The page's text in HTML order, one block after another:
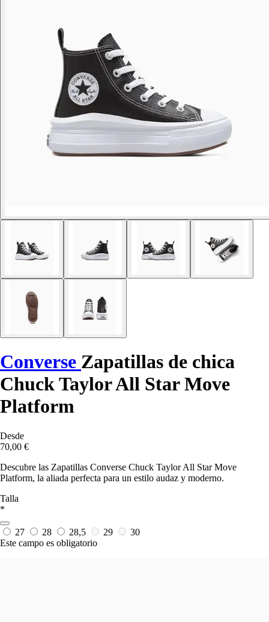
Converse Zapatillas de chica
Chuck Taylor All Star Move
Platform
Desde
70,00 €
Descubre las Zapatillas Converse Chuck Taylor All Star Move
Platform, la aliada perfecta para un estilo audaz y moderno.
Talla
*
27 28 28,5 29
30
Este campo es obligatorio